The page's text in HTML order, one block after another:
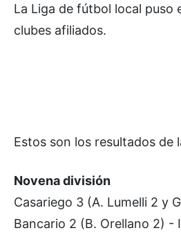
La Liga de fútbol local puso
clubes afiliados.
Estos son los resultados de
Novena división
Casariego 3 (A. Lumelli 2 y
Bancario 2 (B. Orellano 2) -